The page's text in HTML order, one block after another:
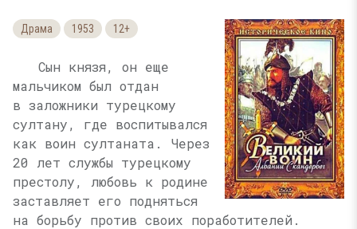
Драма 1953 12+
Сын князя, он еще
мальчиком был отдан
в заложники турецкому
султану, где воспитывался
как воин султаната. Через
20 лет службы турецкому
престолу, любовь к родине
заставляет его подняться
на борьбу против своих поработителей.